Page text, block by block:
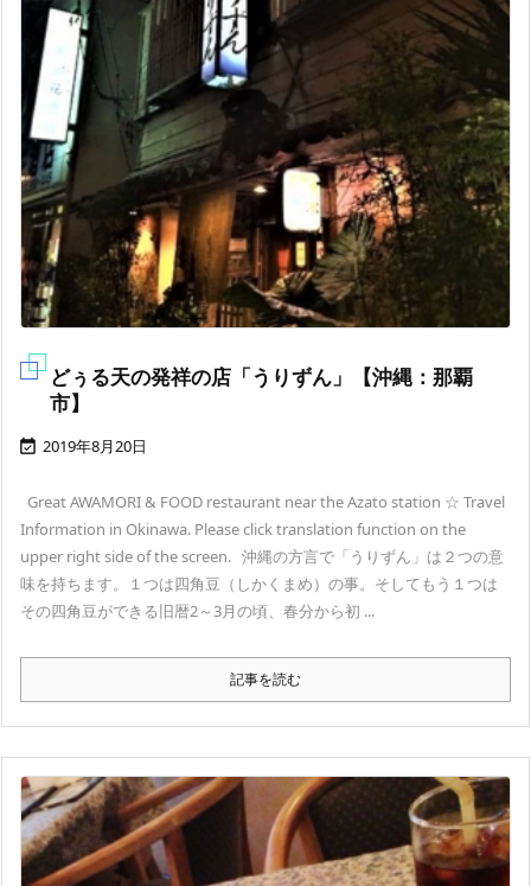
どぅる天の発祥の店「うりずん」【沖縄：那覇
市】
 2019年8月20日
Great AWAMORI & FOOD restaurant near the Azato station ☆ Travel
Information in Okinawa. Please click translation function on the
upper right side of the screen. 沖縄の方言で「うりずん」は２つの意
味を持ちます。１つは四角豆（しかくまめ）の事。そしてもう１つは
その四角豆ができる旧暦2～3月の頃、春分から初 ...
記事を読む